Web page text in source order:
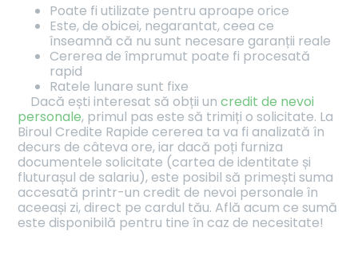
Poate fi utilizate pentru aproape orice
Este, de obicei, negarantat, ceea ce
înseamnă că nu sunt necesare garanții reale
Cererea de împrumut poate fi procesată
rapid
Ratele lunare sunt fixe
Dacă ești interesat să obții uncredit de nevoi
personale, primul pas este să trimiți o solicitate. La
Biroul Credite Rapide cererea ta va fi analizată în
decurs de câteva ore, iar dacă poți furniza
documentele solicitate (cartea de identitate și
fluturașul de salariu), este posibil să primești suma
accesată printr-un credit de nevoi personale în
aceeași zi, direct pe cardul tău. Află acum ce sumă
este disponibilă pentru tine în caz de necesitate!